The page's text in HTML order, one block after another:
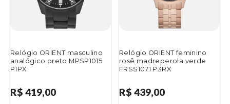
Relógio ORIENT masculino
analógico preto MPSP1015
P1PX
R$ 419,00
Relógio ORIENT feminino
rosê madreperola verde
FRSS1071 P3RX
R$ 439,00